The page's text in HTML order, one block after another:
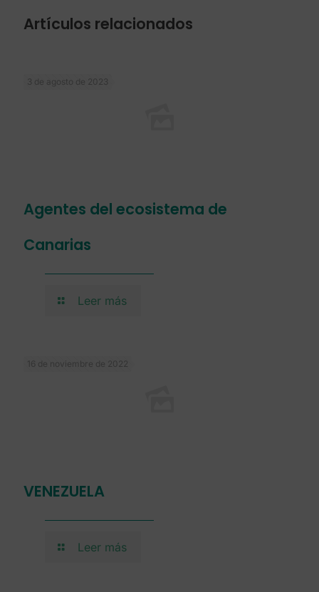
Artículos relacionados
3 de agosto de 2023
Agentes del ecosistema de
Canarias
Leer más
16 de noviembre de 2022
VENEZUELA
Leer más